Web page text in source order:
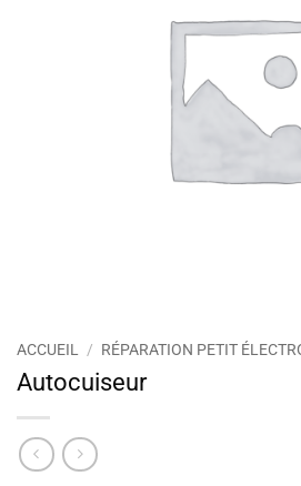
ACCUEIL / RÉPARATION PETIT
Autocuiseur